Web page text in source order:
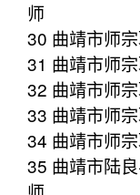
师
30 曲靖市师
31 曲靖市师
32 曲靖市师
33 曲靖市师
34 曲靖市师
35 曲靖市陆